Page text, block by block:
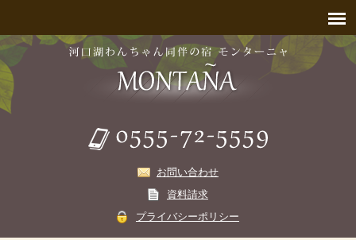
お問い合わせ
資料請求
プライバシーポリシー